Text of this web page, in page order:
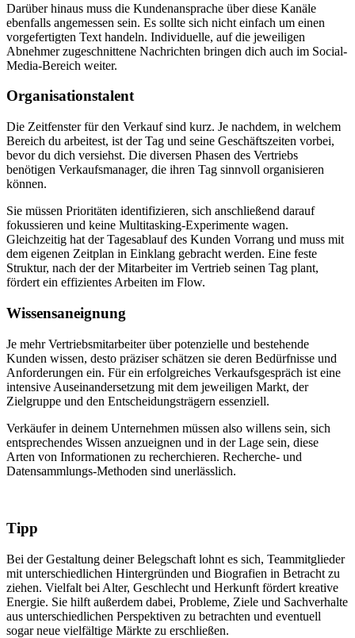
Darüber hinaus muss die Kundenansprache über diese Kanäle
ebenfalls angemessen sein. Es sollte sich nicht einfach um einen
vorgefertigten Text handeln. Individuelle, auf die jeweiligen
Abnehmer zugeschnittene Nachrichten bringen dich auch im Social-
Media-Bereich weiter.
Organisationstalent
Die Zeitfenster für den Verkauf sind kurz. Je nachdem, in welchem
Bereich du arbeitest, ist der Tag und seine Geschäftszeiten vorbei,
bevor du dich versiehst. Die diversen Phasen des Vertriebs
benötigen Verkaufsmanager, die ihren Tag sinnvoll organisieren
können.
Sie müssen Prioritäten identifizieren, sich anschließend darauf
fokussieren und keine Multitasking-Experimente wagen.
Gleichzeitig hat der Tagesablauf des Kunden Vorrang und muss mit
dem eigenen Zeitplan in Einklang gebracht werden. Eine feste
Struktur, nach der der Mitarbeiter im Vertrieb seinen Tag plant,
fördert ein effizientes Arbeiten im Flow.
Wissensaneignung
Je mehr Vertriebsmitarbeiter über potenzielle und bestehende
Kunden wissen, desto präziser schätzen sie deren Bedürfnisse und
Anforderungen ein. Für ein erfolgreiches Verkaufsgespräch ist eine
intensive Auseinandersetzung mit dem jeweiligen Markt, der
Zielgruppe und den Entscheidungsträgern essenziell.
Verkäufer in deinem Unternehmen müssen also willens sein, sich
entsprechendes Wissen anzueignen und in der Lage sein, diese
Arten von Informationen zu recherchieren. Recherche- und
Datensammlungs-Methoden sind unerlässlich.
Tipp
Bei der Gestaltung deiner Belegschaft lohnt es sich, Teammitglieder
mit unterschiedlichen Hintergründen und Biografien in Betracht zu
ziehen. Vielfalt bei Alter, Geschlecht und Herkunft fördert kreative
Energie. Sie hilft außerdem dabei, Probleme, Ziele und Sachverhalte
aus unterschiedlichen Perspektiven zu betrachten und eventuell
sogar neue vielfältige Märkte zu erschließen.